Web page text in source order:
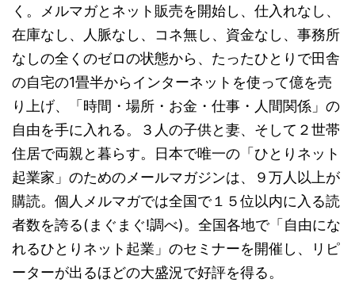
く。メルマガとネット販売を開始し、仕入れなし、
在庫なし、人脈なし、コネ無し、資金なし、事務所
なしの全くのゼロの状態から、たったひとりで田舎
の自宅の1畳半からインターネットを使って億を売
り上げ、「時間・場所・お金・仕事・人間関係」の
自由を手に入れる。３人の子供と妻、そして２世帯
住居で両親と暮らす。日本で唯一の「ひとりネット
起業家」のためのメールマガジンは、９万人以上が
購読。個人メルマガでは全国で１５位以内に入る読
者数を誇る(まぐまぐ!調べ)。全国各地で「自由にな
れるひとりネット起業」のセミナーを開催し、リピ
ーターが出るほどの大盛況で好評を得る。